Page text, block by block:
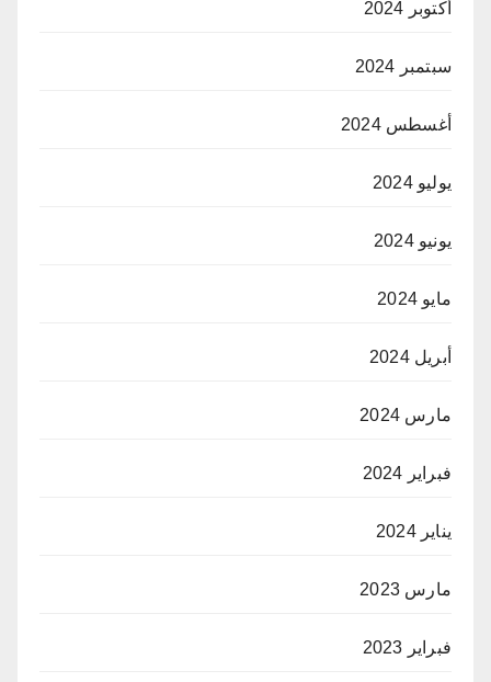
أكتوبر 2024
سبتمبر 2024
أغسطس 2024
يوليو 2024
يونيو 2024
مايو 2024
أبريل 2024
مارس 2024
فبراير 2024
يناير 2024
مارس 2023
فبراير 2023